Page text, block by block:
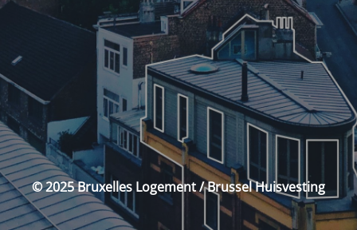
© 2025 Bruxelles Logement / Brussel Huisvesting